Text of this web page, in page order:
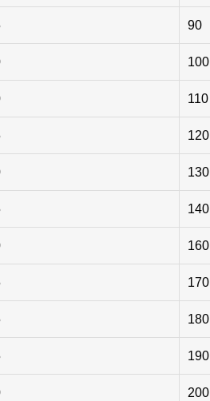
90
100
110
120
130
140
160
170
180
190
200